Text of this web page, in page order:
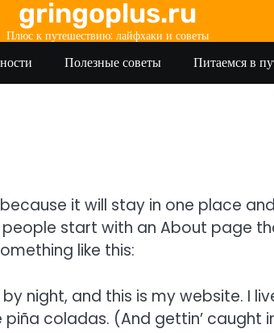
gringoplus.ru
Плюс к путешествию: лайфхаки и советы
Полезные советы Питаемся в
it will stay in one place
start with an About page
like this:
night, and this is my website. I
coladas. (And gettin’ caught